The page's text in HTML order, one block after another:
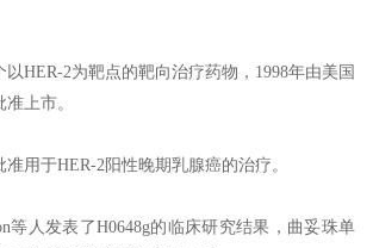
HER-2为靶点的靶向治疗药物，1998年由美国
上市。
用于HER-2阳性晚期乳腺癌的治疗。
等人发表了H0648g的临床研究结果，曲妥珠单